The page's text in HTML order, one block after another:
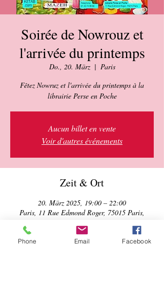
Soirée de Nowrouz et
l'arrivée du printemps
Do., 20. März
  |
Paris
Fêtez Nowruz et l'arrivée du printemps à la
librairie Perse en Poche
Aucun billet en vente
Voir d'autres événements
Zeit & Ort
20. März 2025, 19:00 – 22:00
Paris, 11 Rue Edmond Roger, 75015 Paris,
Phone Email Facebook